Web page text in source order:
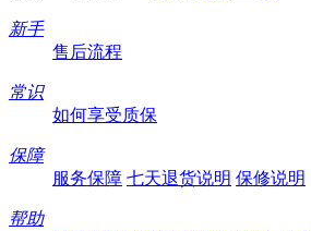
新手
售后流程
常识
如何享受质保
保障
服务保障 七天退货说明 保修说明
帮助